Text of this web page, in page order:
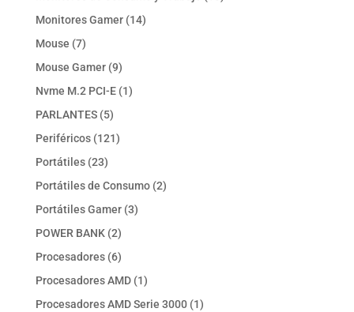
Monitores Gamer 1414
Mouse 77
productos
Mouse Gamer 99
productos
Nvme M.2 PCI-E 11
PARLANTES 55
productos
Periféricos 121121
Portátiles 2323
productos
Portátiles de Consumo 22
Portátiles Gamer 33
POWER BANK 22
productos
Procesadores 66
productos
Procesadores AMD 11
producto
Procesadores AMD Serie 3000 11